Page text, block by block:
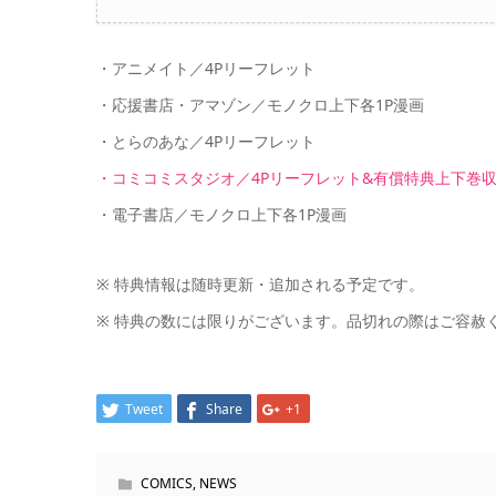
・アニメイト／4Pリーフレット
・応援書店・アマゾン／モノクロ上下各1P漫画
・とらのあな／4Pリーフレット
・コミコミスタジオ／4Pリーフレット&有償特典上下巻
・電子書店／モノクロ上下各1P漫画
※ 特典情報は随時更新・追加される予定です。
※ 特典の数には限りがございます。品切れの際はご容赦
Tweet Share +1
COMICS, NEWS